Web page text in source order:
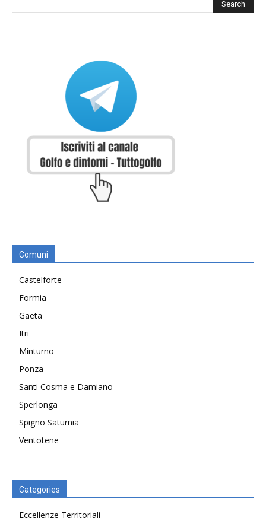
Comuni
Castelforte
Formia
Gaeta
Itri
Minturno
Ponza
Santi Cosma e Damiano
Sperlonga
Spigno Saturnia
Ventotene
Categories
Eccellenze Territoriali